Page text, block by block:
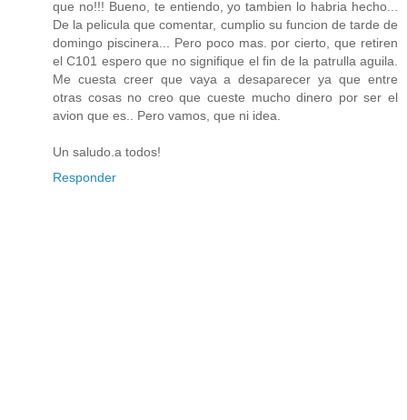
que no!!! Bueno, te entiendo, yo tambien lo habria hecho...
De la pelicula que comentar, cumplio su funcion de tarde de
domingo piscinera... Pero poco mas. por cierto, que retiren
el C101 espero que no signifique el fin de la patrulla aguila.
Me cuesta creer que vaya a desaparecer ya que entre
otras cosas no creo que cueste mucho dinero por ser el
avion que es.. Pero vamos, que ni idea.
Un saludo.a todos!
Responder